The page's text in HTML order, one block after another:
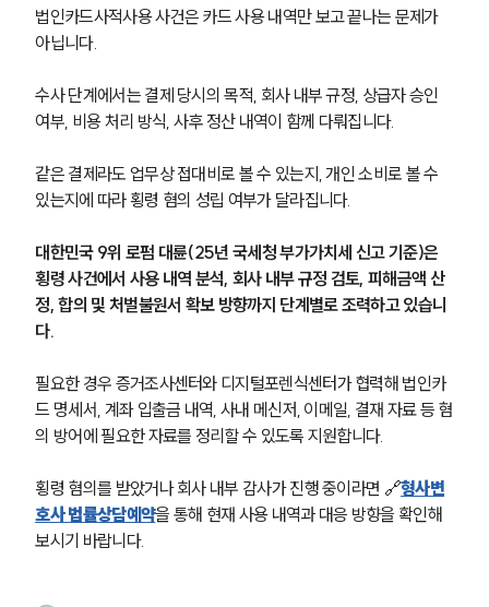
법인카드사적사용 사건은 카드 사용 내역만 보고 끝나는 문제가
아닙니다.
수사 단계에서는 결제 당시의 목적, 회사 내부 규정, 상급자 승인
여부, 비용 처리 방식, 사후 정산 내역이 함께 다뤄집니다.
같은 결제라도 업무상 접대비로 볼 수 있는지, 개인 소비로 볼 수
있는지에 따라 횡령 혐의 성립 여부가 달라집니다.
대한민국 9위 로펌 대륜(25년 국세청 부가가치세 신고 기준)은
횡령 사건에서 사용 내역 분석, 회사 내부 규정 검토, 피해금액 산
정, 합의 및 처벌불원서 확보 방향까지 단계별로 조력하고 있습니
다.
필요한 경우 증거조사센터와 디지털포렌식센터가 협력해 법인카
드 명세서, 계좌 입출금 내역, 사내 메신저, 이메일, 결재 자료 등 혐
의 방어에 필요한 자료를 정리할 수 있도록 지원합니다.
횡령 혐의를 받았거나 회사 내부 감사가 진행 중이라면 🔗형사변
호사 법률상담예약을 통해 현재 사용 내역과 대응 방향을 확인해
보시기 바랍니다.